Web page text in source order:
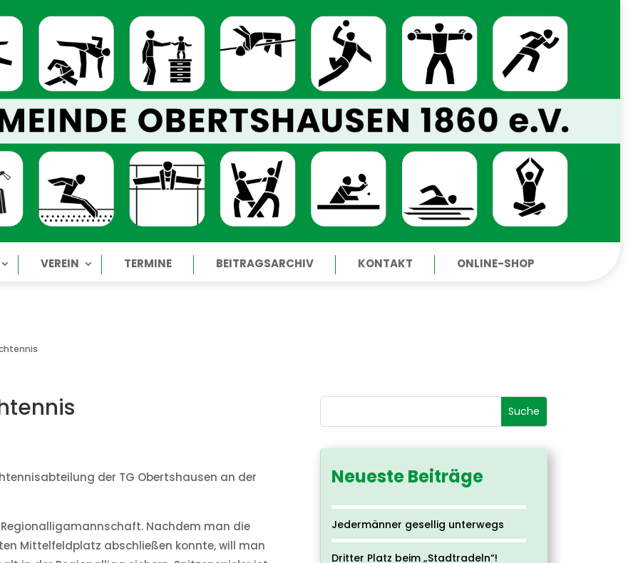
VEREIN TERMINE BEITRAGSARCHIV KONTAKT ONLINE-SHOP
der TG Obertshausen an der
Nachdem man die
Mittelfeldplatz abschließen konnte, will man
Neueste Beiträge
Jedermänner gesellig unterwegs
Dritter Platz beim „Stadtradeln“!